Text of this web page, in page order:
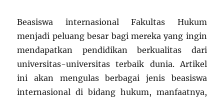
Beasiswa internasional Fakultas Hukum
menjadi peluang besar bagi mereka yang ingin
mendapatkan pendidikan berkualitas dari
universitas-universitas terbaik dunia. Artikel
ini akan mengulas berbagai jenis beasiswa
internasional di bidang hukum, manfaatnya,